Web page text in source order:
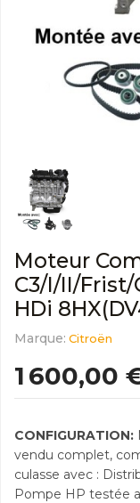
Moteur
C3/I/II/Frist/
HDi
Marque: Citroën
1 600,00
CONFIGURATION:
vendu complet,
culasse avec :
Pompe HP testée